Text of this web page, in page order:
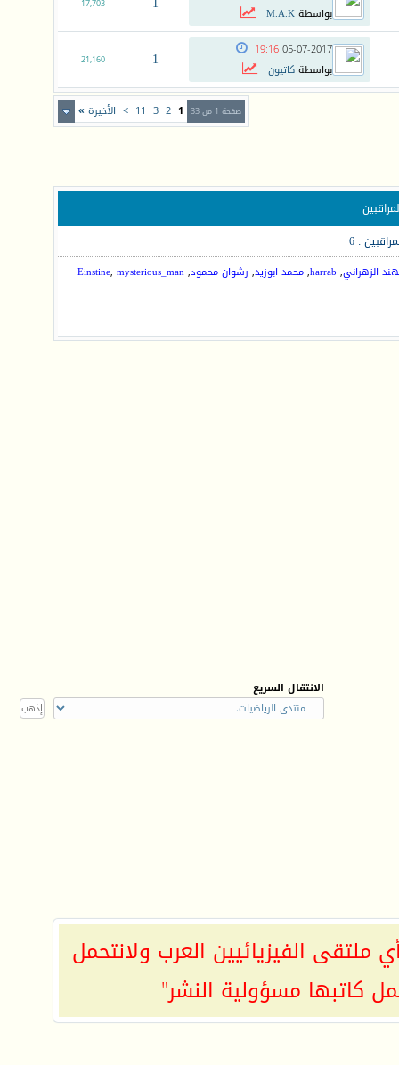
بواسطةM.A.K
17,703
05-07-2017
19:16
بواسطةكاتيون 1
21,160
صفحة 1 من 33 1
2
3
11
> الأخيرة »
: 6
الزهراني,
harrab
,محمد ابوزيد, رشوان محمود,
Einstine, mysterious_man
الانتقال السريع
ملتقى الفيزيائيين العرب ولانتحمل
كاتبها مسؤولية النشر"